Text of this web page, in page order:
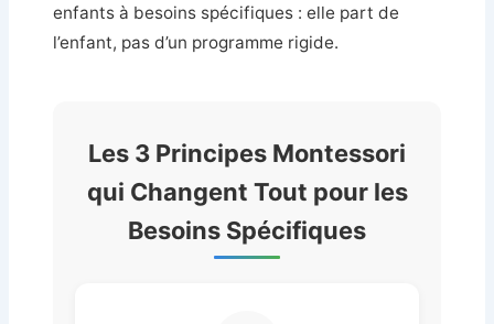
enfants à besoins spécifiques : elle part de
l’enfant, pas d’un programme rigide.
Les 3 Principes Montessori
qui Changent Tout pour les
Besoins Spécifiques